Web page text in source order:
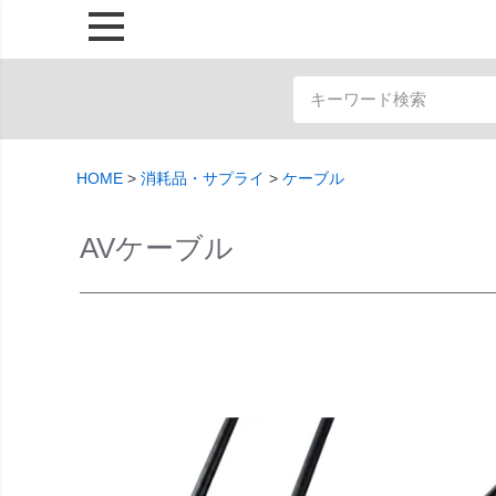
HOME 消耗品・サプライ ケーブル
AVケーブル